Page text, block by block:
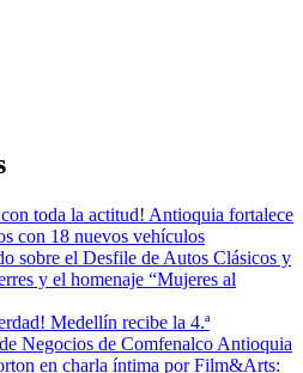
con toda la actitud! Antioquia fortalece
con 18 nuevos vehículos
sobre el Desfile de Autos Clásicos y
y el homenaje “Mujeres al
Medellín recibe la 4.ª
Negocios de Comfenalco Antioquia
en charla íntima por Film&Arts: